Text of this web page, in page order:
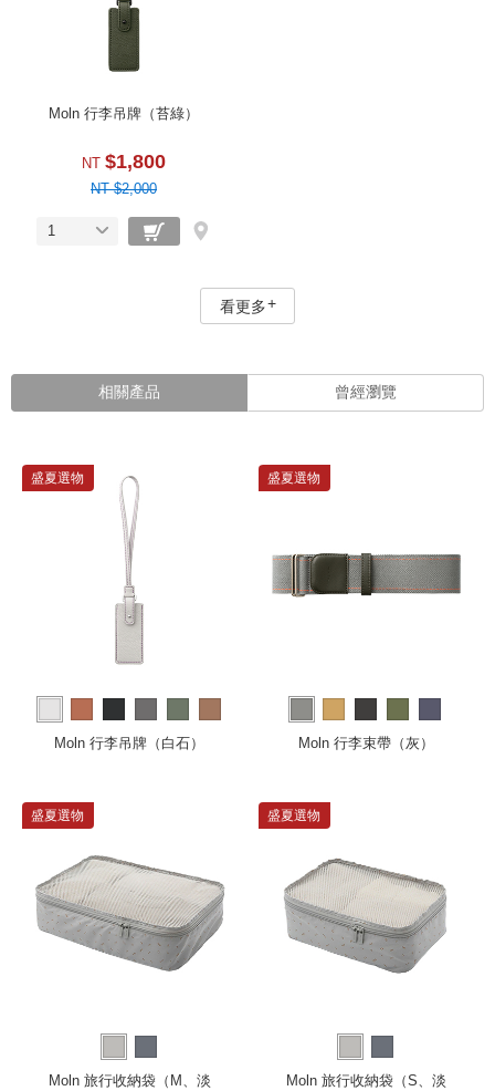
Moln 行李吊牌（苔綠）
NT $1,800
NT $2,000
1
看更多
相關產品 曾經瀏覽
盛夏選物
more
Moln 行李吊牌（白石）
盛夏選物
Moln 行李束帶（灰）
盛夏選物
Moln 旅行收納袋（M、淡
盛夏選物
Moln 旅行收納袋（S、淡